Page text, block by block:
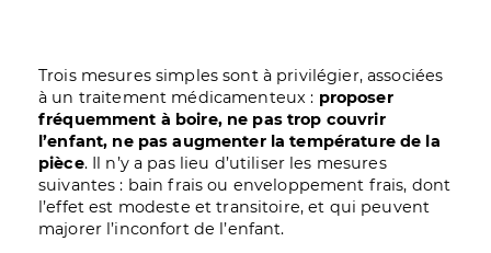
Trois mesures simples sont à privilégier, associées
à un traitement médicamenteux : proposer
fréquemment à boire, ne pas trop couvrir
l’enfant, ne pas augmenter la température de la
pièce. Il n’y a pas lieu d’utiliser les mesures
suivantes : bain frais ou enveloppement frais, dont
l’effet est modeste et transitoire, et qui peuvent
majorer l’inconfort de l’enfant.